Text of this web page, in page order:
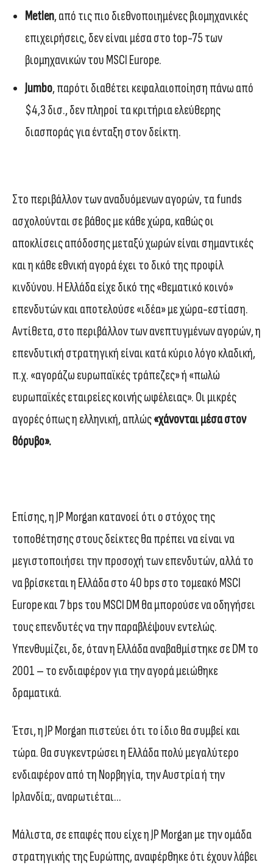
Metlen, από τις πιο διεθνοποιημένες βιομηχανικές
επιχειρήσεις, δεν είναι μέσα στο top-75 των
βιομηχανικών του MSCI Europe.
Jumbo, παρότι διαθέτει κεφαλαιοποίηση πάνω από
$4,3 δισ., δεν πληροί τα κριτήρια ελεύθερης
διασποράς για ένταξη στον δείκτη.
Στο περιβάλλον των αναδυόμενων αγορών, τα funds
ασχολούνται σε βάθος με κάθε χώρα, καθώς οι
αποκλίσεις απόδοσης μεταξύ χωρών είναι σημαντικές
και η κάθε εθνική αγορά έχει το δικό της προφίλ
κινδύνου. Η Ελλάδα είχε δικό της «θεματικό κοινό»
επενδυτών και αποτελούσε «ιδέα» με χώρα-εστίαση.
Αντίθετα, στο περιβάλλον των ανεπτυγμένων αγορών, η
επενδυτική στρατηγική είναι κατά κύριο λόγο κλαδική,
π.χ. «αγοράζω ευρωπαϊκές τράπεζες» ή «πωλώ
ευρωπαϊκές εταιρείες κοινής ωφέλειας». Οι μικρές
αγορές όπως η ελληνική, απλώς«χάνονται μέσα στον
θόρυβο».
Επίσης, η JP Morgan κατανοεί ότι ο στόχος της
τοποθέτησης στους δείκτες θα πρέπει να είναι να
μεγιστοποιήσει την προσοχή των επενδυτών, αλλά το
να βρίσκεται η Ελλάδα στο 40 bps στο τομεακό MSCI
Europe και 7 bps του MSCI DM θα μπορούσε να οδηγήσει
τους επενδυτές να την παραβλέψουν εντελώς.
Υπενθυμίζει, δε, όταν η Ελλάδα αναβαθμίστηκε σε DM το
2001 – το ενδιαφέρον για την αγορά μειώθηκε
δραματικά.
Έτσι, η JP Morgan πιστεύει ότι το ίδιο θα συμβεί και
τώρα. Θα συγκεντρώσει η Ελλάδα πολύ μεγαλύτερο
ενδιαφέρον από τη Νορβηγία, την Αυστρία ή την
Ιρλανδία;, αναρωτιέται…
Μάλιστα, σε επαφές που είχε η JP Morgan με την ομάδα
στρατηγικής της Ευρώπης, αναφέρθηκε ότι έχουν λάβει